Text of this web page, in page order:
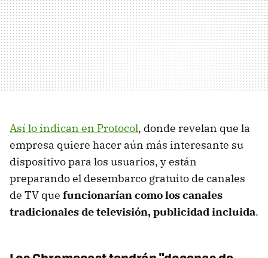
Así lo indican en Protocol, donde revelan que la
empresa quiere hacer aún más interesante su
dispositivo para los usuarios, y están
preparando el desembarco gratuito de canales
de TV que funcionarían como los canales
tradicionales de televisión, publicidad incluida.